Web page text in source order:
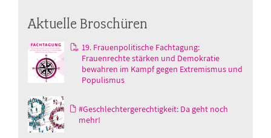
Aktuelle Broschüren
19. Frauenpolitische Fachtagung:
Frauenrechte stärken und Demokratie
bewahren im Kampf gegen Extremismus und
Populismus
#Geschlechtergerechtigkeit: Da geht noch
mehr!